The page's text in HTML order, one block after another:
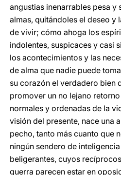
angustias inenarrables pesa y
almas, quitándoles el deseo y
de vivir; cómo ahoga los
indolentes, suspicaces y casi
los acontecimientos y las
de alma que nadie puede
su corazón el verdadero bien
promover un no lejano
normales y ordenadas de la
visión del presente, nace una
pecho, tanto más cuanto que
ningún sendero de
beligerantes, cuyos
guerra parecen estar en